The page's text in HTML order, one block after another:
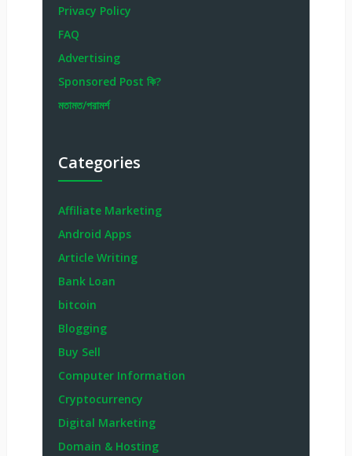
Privacy Policy
FAQ
Advertising
Sponsored Post কি?
মতামত/পরামর্শ
Categories
Affiliate Marketing
Android Apps
Article Writing
Bank Loan
bitcoin
Blogging
Buy Sell
Computer Information
Cryptocurrency
Digital Marketing
Domain & Hosting